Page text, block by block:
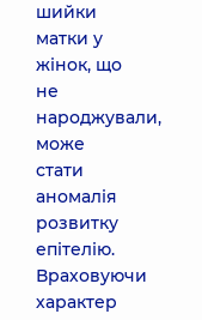
шийки
матки у
жінок, що
не
народжували,
може
стати
аномалія
розвитку
епітелію.
Враховуючи
характер